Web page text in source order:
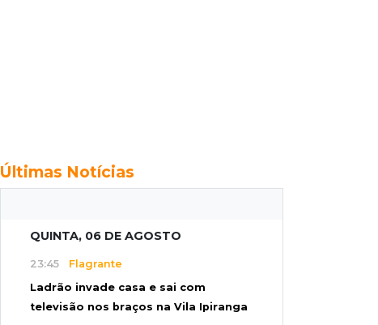
Últimas Notícias
QUINTA, 06 DE AGOSTO
23:45 Flagrante
Ladrão invade casa e sai com
televisão nos braços na Vila Ipiranga